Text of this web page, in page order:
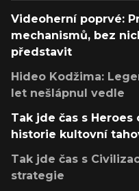
Videoherní poprvé:
mechanismů, bez
představit
Hideo Kodžima:
let nešlápnul vedle
Tak jde čas s
historie kultovní
Tak jde čas s
strategie